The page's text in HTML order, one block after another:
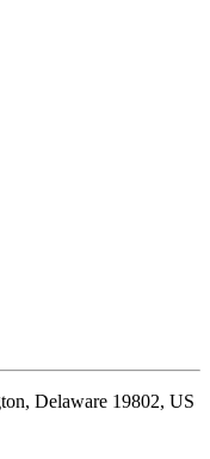
Delaware 19802, US